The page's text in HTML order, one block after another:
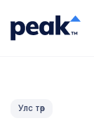
Улс төр